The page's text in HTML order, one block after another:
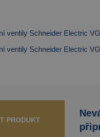
ventily Schneider Electric
ventily Schneider Electric
PRODUKT